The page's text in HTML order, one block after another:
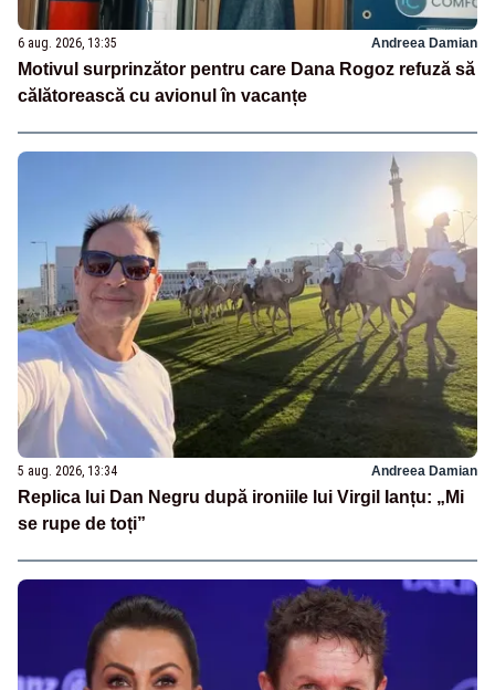
6 aug. 2026, 13:35 Andreea Damian
Motivul surprinzător pentru care Dana Rogoz refuză să
călătorească cu avionul în vacanțe
5 aug. 2026, 13:34 Andreea Damian
Replica lui Dan Negru după ironiile lui Virgil Ianțu: „Mi
se rupe de toți”